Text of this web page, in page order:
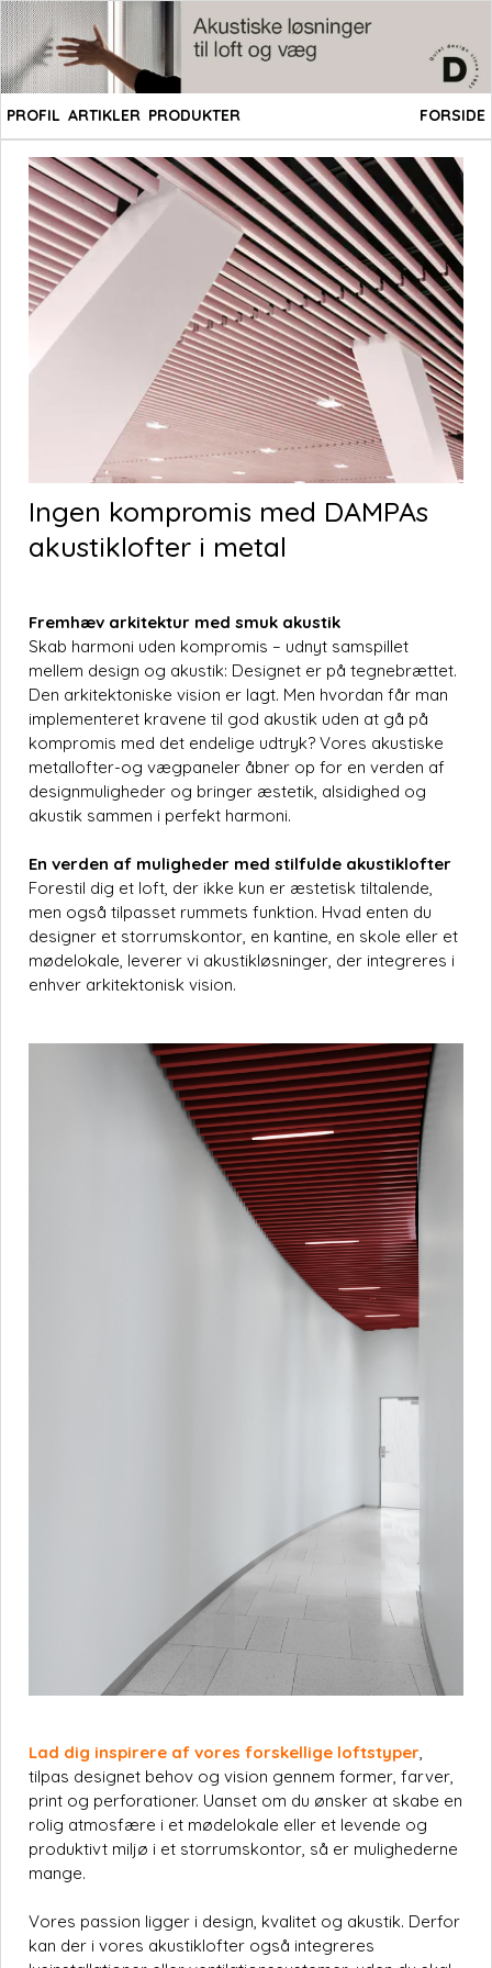
PROFIL ARTIKLER PRODUKTER FORSIDE
Ingen kompromis med DAMPAs
akustiklofter i metal
Fremhæv arkitektur med smuk akustik
Skab harmoni uden kompromis – udnyt samspillet
mellem design og akustik: Designet er på tegnebrættet.
Den arkitektoniske vision er lagt. Men hvordan får man
implementeret kravene til god akustik uden at gå på
kompromis med det endelige udtryk? Vores akustiske
metallofter-og vægpaneler åbner op for en verden af
designmuligheder og bringer æstetik, alsidighed og
akustik sammen i perfekt harmoni.
En verden af muligheder med stilfulde akustiklofter
Forestil dig et loft, der ikke kun er æstetisk tiltalende,
men også tilpasset rummets funktion. Hvad enten du
designer et storrumskontor, en kantine, en skole eller et
mødelokale, leverer vi akustikløsninger, der integreres i
enhver arkitektonisk vision.
Lad dig inspirere af vores forskellige loftstyper,
tilpas designet behov og vision gennem former, farver,
print og perforationer. Uanset om du ønsker at skabe en
rolig atmosfære i et mødelokale eller et levende og
produktivt miljø i et storrumskontor, så er mulighederne
mange.
Vores passion ligger i design, kvalitet og akustik. Derfor
kan der i vores akustiklofter også integreres